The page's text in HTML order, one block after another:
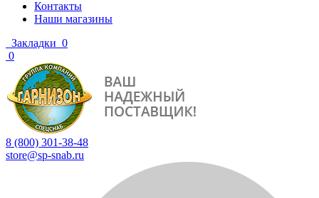
Контакты
Наши магазины
Закладки 0
0
8 (800) 301-38-48
store@sp-snab.ru